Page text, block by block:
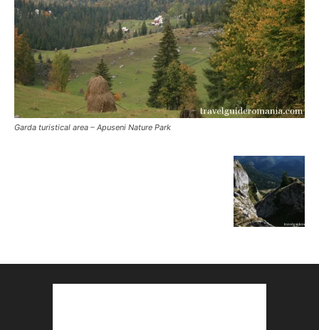
Garda turistical area – Apuseni Nature Park